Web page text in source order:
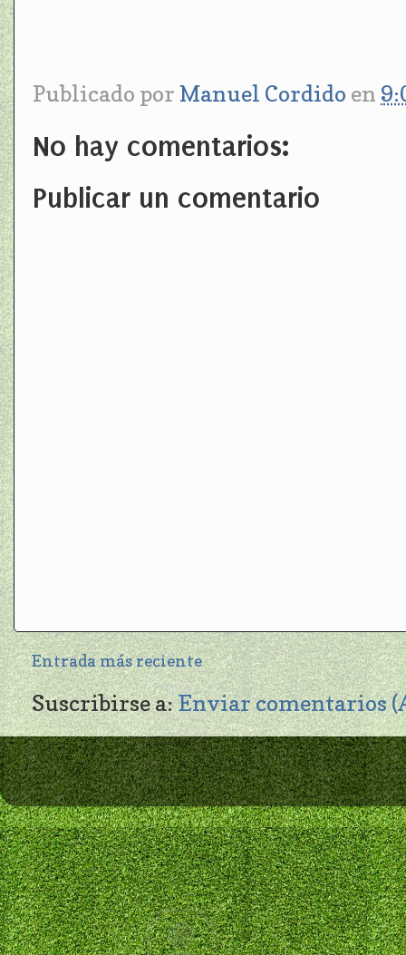
Publicado por Manuel Cordido en
No hay comentarios:
Publicar un comentario
Entrada más reciente
Suscribirse a:Enviar comentarios